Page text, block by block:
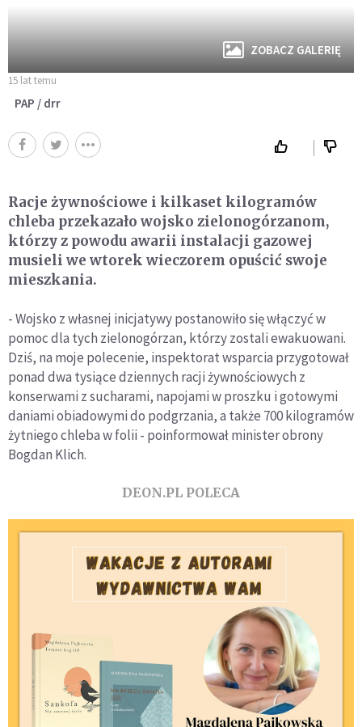
ZOBACZ GALERIĘ
15 lat temu
PAP / drr
Racje żywnościowe i kilkaset kilogramów
chleba przekazało wojsko zielonogórzanom,
którzy z powodu awarii instalacji gazowej
musieli we wtorek wieczorem opuścić swoje
mieszkania.
- Wojsko z własnej inicjatywy postanowiło się włączyć w
pomoc dla tych zielonogórzan, którzy zostali ewakuowani.
Dziś, na moje polecenie, inspektorat wsparcia przygotował
ponad dwa tysiące dziennych racji żywnościowych z
konserwami z sucharami, napojami w proszku i gotowymi
daniami obiadowymi do podgrzania, a także 700 kilogramów
żytniego chleba w folii - poinformował minister obrony
Bogdan Klich.
DEON.PL POLECA